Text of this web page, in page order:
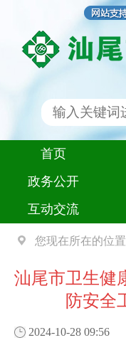
首页
政务公开
互动交流
您现在所在的位
汕尾市卫生健
防安全
2024-10-28 09:56